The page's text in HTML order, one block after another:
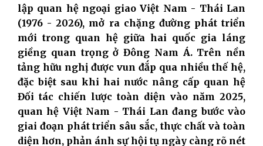
lập quan hệ ngoại giao Việt Nam - Thái Lan
(1976 - 2026), mở ra chặng đường phát triển
mới trong quan hệ giữa hai quốc gia láng
giềng quan trọng ở Đông Nam Á. Trên nền
tảng hữu nghị được vun đắp qua nhiều thế hệ,
đặc biệt sau khi hai nước nâng cấp quan hệ
Đối tác chiến lược toàn diện vào năm 2025,
quan hệ Việt Nam - Thái Lan đang bước vào
giai đoạn phát triển sâu sắc, thực chất và toàn
diện hơn, phản ánh sự hội tụ ngày càng rõ nét